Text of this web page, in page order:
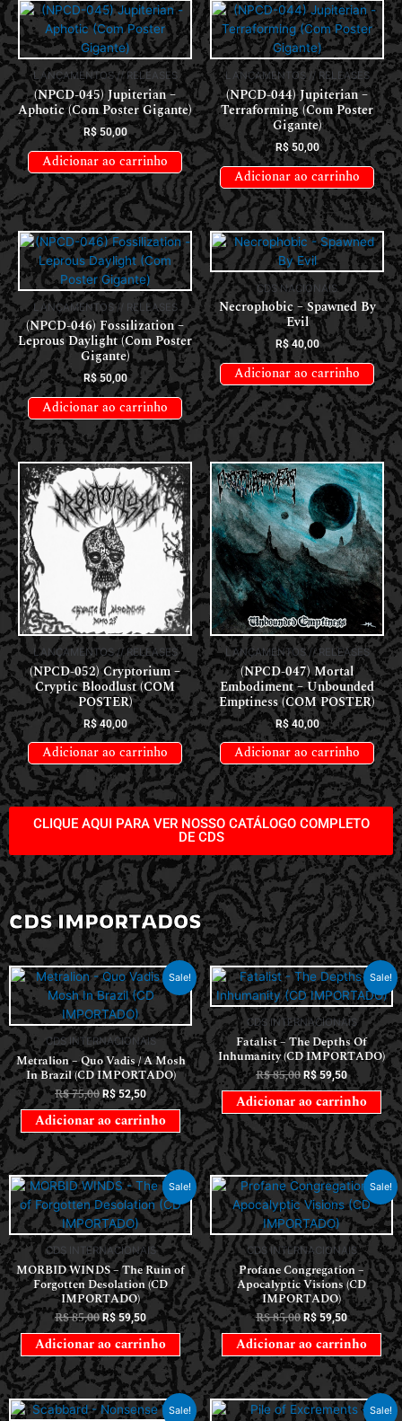
LANÇAMENTOS // RELEASES
(NPCD-045) Jupiterian –
Aphotic (Com Poster Gigante)
R$50,00
Adicionar ao carrinho
LANÇAMENTOS // RELEASES
(NPCD-044) Jupiterian –
Terraforming (Com Poster
Gigante)
R$50,00
Adicionar ao carrinho
LANÇAMENTOS // RELEASES
(NPCD-046) Fossilization –
Leprous Daylight (Com Poster
Gigante)
R$50,00
Adicionar ao carrinho
CDS NACIONAIS
Necrophobic – Spawned By
Evil
R$40,00
Adicionar ao carrinho
LANÇAMENTOS // RELEASES
(NPCD-052) Cryptorium –
Cryptic Bloodlust (COM
POSTER)
R$40,00
Adicionar ao carrinho
LANÇAMENTOS // RELEASES
(NPCD-047) Mortal
Embodiment – Unbounded
Emptiness (COM POSTER)
R$40,00
Adicionar ao carrinho
CLIQUE AQUI PARA VER NOSSO CATÁLOGO COMPLETO
DE CDS
CDS IMPORTADOS
Sale!
CDS INTERNACIONAIS
Metralion – Quo Vadis / A Mosh
In Brazil (CD IMPORTADO)
R$75,00 R$52,50
Adicionar ao carrinho
Sale!
CDS INTERNACIONAIS
Fatalist – The Depths Of
Inhumanity (CD IMPORTADO)
R$85,00 R$59,50
Adicionar ao carrinho
Sale!
CDS INTERNACIONAIS
MORBID WINDS – The Ruin of
Forgotten Desolation (CD
IMPORTADO)
R$85,00 R$59,50
Adicionar ao carrinho
Sale!
CDS INTERNACIONAIS
Profane Congregation –
Apocalyptic Visions (CD
IMPORTADO)
R$85,00 R$59,50
Adicionar ao carrinho
Sale! Sale!